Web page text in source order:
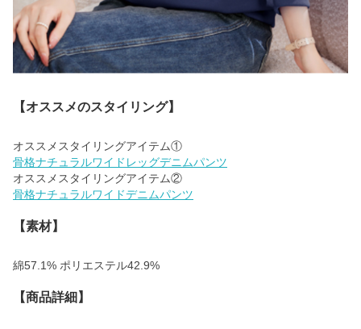
【オススメのスタイリング】
骨格ナチュラルワイドレッグデニムパンツ
骨格ナチュラルワイドデニムパンツ
【素材】
綿57.1% ポリエステル42.9%
【商品詳細】